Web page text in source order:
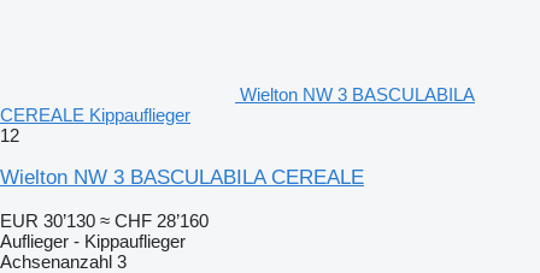
Wielton NW 3 BASCULABILA
CEREALE Kippauflieger
12
Wielton NW 3 BASCULABILA CEREALE
EUR 30’130 ≈ CHF 28’160
Auflieger - Kippauflieger
Achsenanzahl 3